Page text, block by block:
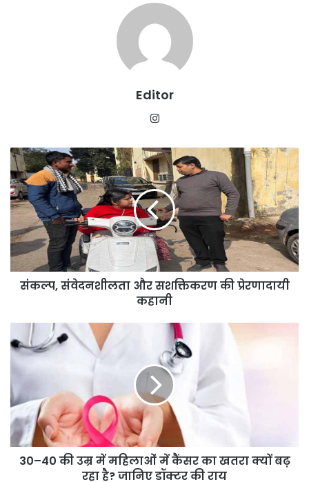
Editor
संकल्प,
संवेदनशीलता
और
सशक्तिकरण
की
प्रेरणादायी
कहानी
संकल्प, संवेदनशीलता और सशक्तिकरण की प्रेरणादायी
कहानी
40
में
महिलाओं
कैंसर
का
खतरा30–40 की उम्र में महिलाओं में कैंसर का खतरा क्यों बढ़
रहा है? जानिए डॉक्टर की राय